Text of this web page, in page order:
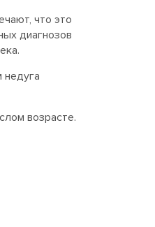
что это
диагнозов
недуга
возрасте.